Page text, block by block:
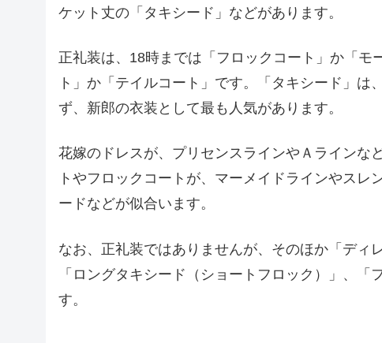
ケット丈の「タキシード」などがあります。
正礼装は、18時までは「フロックコート」か「
ト」か「テイルコート」です。「タキシード」
ず、新郎の衣装として最も人気があります。
花嫁のドレスが、プリセンスラインやＡラインな
トやフロックコートが、マーメイドラインやス
ードなどが似合います。
なお、正礼装ではありませんが、そのほか「ディ
「ロングタキシード（ショートフロック）」、
す。